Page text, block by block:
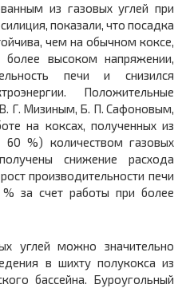
из газовых углей при
показали, что посадка
чем на обычном коксе,
высоком напряжении,
печи и снизился
Положительные
Г. Мизиным, Б. П. Сафоновым,
на коксах, полученных из
%) количеством газовых
снижение расхода
производительности печи
за счет работы при более
углей можно значительно
в шихту полукокса из
бассейна. Буроугольный